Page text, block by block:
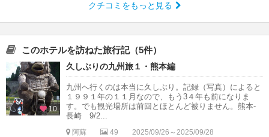
クチコミをもっと見る
このホテルを訪ねた旅行記（5件）
10
久しぶりの九州旅１・熊本編
九州へ行くのは本当に久しぶり。記録（写真）によると
１９９１年の１１月なので、もう3４年も前になりま
す。でも観光場所は前回とほとんど被りません。熊本-
長崎 9/2...
阿蘇 49
2025/09/26～2025/09/28